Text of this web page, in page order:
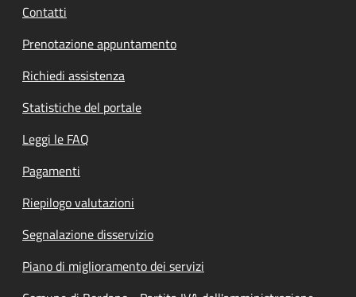
Contatti
Prenotazione appuntamento
Richiedi assistenza
Statistiche del portale
Leggi le FAQ
Pagamenti
Riepilogo valutazioni
Segnalazione disservizio
Piano di miglioramento dei servizi